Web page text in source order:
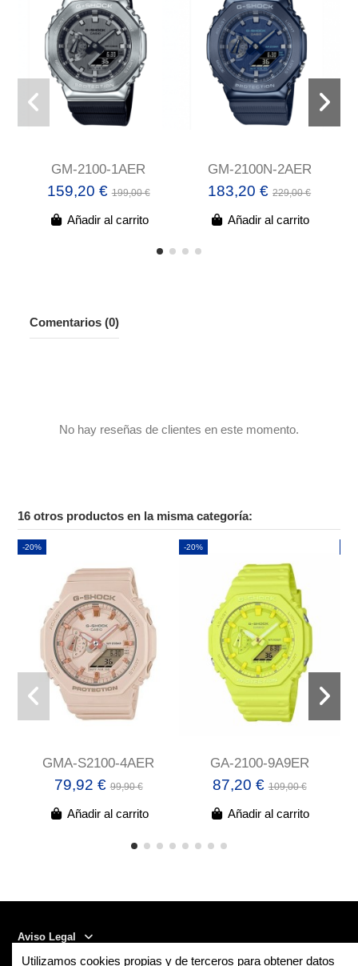
GM-2100-1AER
159,20 €199,00 €
Añadir al carrito
GM-2100N-2AER
183,20 €229,00 €
Añadir al carrito
Comentarios (0)
No hay reseñas de clientes en este momento.
16 otros productos en la misma categoría:
-20%
GMA-S2100-4AER
79,92 €99,90 €
Añadir al carrito
-20%
GA-2100-9A9ER
87,20 €109,00 €
Añadir al carrito
Aviso Legal
Utilizamos cookies propias y de terceros para obtener datos